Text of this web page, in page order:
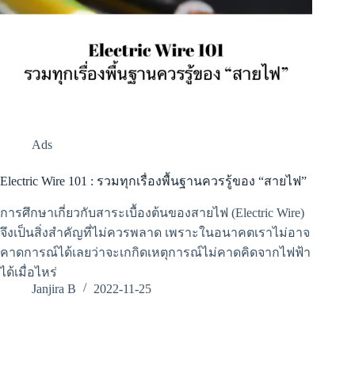
Ads
Electric Wire 101 : รวมทุกเรื่องพื้นฐานควรรู้ของ “สายไฟ”
การศึกษาเกี่ยวกับสาระเบื้องต้นของสายไฟ (Electric Wire)
จึงเป็นสิ่งสำคัญที่ไม่ควรพลาด เพราะในอนาคตเราไม่อาจ
คาดการณ์ได้เลยว่าจะเกกิดเหตุการณ์ไม่คาดคิดจากไฟฟ้า
ได้เมื่อไหร่
Janjira B
2022-11-25